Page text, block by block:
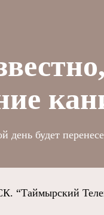
день будет
“Таймырский